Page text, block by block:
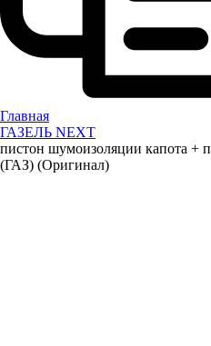
Главная
ГАЗЕЛЬ NEXT
пистон шумоизоляции капота +
(ГАЗ) (Оригинал)